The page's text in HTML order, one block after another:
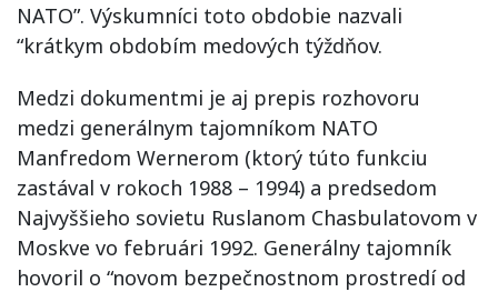
NATO”. Výskumníci toto obdobie nazvali
“krátkym obdobím medových týždňov.
Medzi dokumentmi je aj prepis rozhovoru
medzi generálnym tajomníkom NATO
Manfredom Wernerom (ktorý túto funkciu
zastával v rokoch 1988 – 1994) a predsedom
Najvyššieho sovietu Ruslanom Chasbulatovom v
Moskve vo februári 1992. Generálny tajomník
hovoril o “novom bezpečnostnom prostredí od